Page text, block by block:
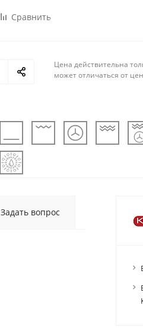
Сравнить
Цена действительна
может отличаться от
Задать вопрос